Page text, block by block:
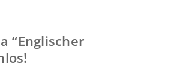
“Englischer